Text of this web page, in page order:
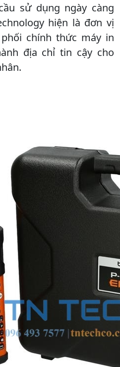
sử dụng ngày càng
hiện là đơn vị
chính thức máy in
địa chỉ tin cậy cho